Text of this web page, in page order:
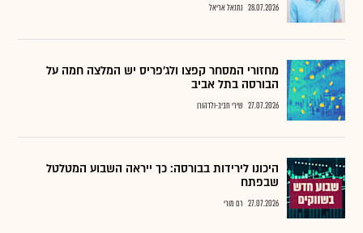
28.07.2026 נתנאל אריאל
מחזורי המסחר קפצו ולג'פריס יש המלצה חמה על
הבורסה בתל אביב
27.07.2026 שירי חביב-ולדהורן
היכונו לירידות בבורסה: כך ייראה השבוע המטלטל
שבפתח
27.07.2026 רם מורי